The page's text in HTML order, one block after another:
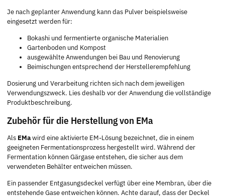
Je nach geplanter Anwendung kann das Pulver beispielsweise
eingesetzt werden für:
Bokashi und fermentierte organische Materialien
Gartenboden und Kompost
ausgewählte Anwendungen bei Bau und Renovierung
Beimischungen entsprechend der Herstellerempfehlung
Dosierung und Verarbeitung richten sich nach dem jeweiligen
Verwendungszweck. Lies deshalb vor der Anwendung die vollständige
Produktbeschreibung.
Zubehör für die Herstellung von EMa
Als EMawird eine aktivierte EM-Lösung bezeichnet, die in einem
geeigneten Fermentationsprozess hergestellt wird. Während der
Fermentation können Gärgase entstehen, die sicher aus dem
verwendeten Behälter entweichen müssen.
Ein passender Entgasungsdeckel verfügt über eine Membran, über die
entstehende Gase entweichen können. Achte darauf, dass der Deckel